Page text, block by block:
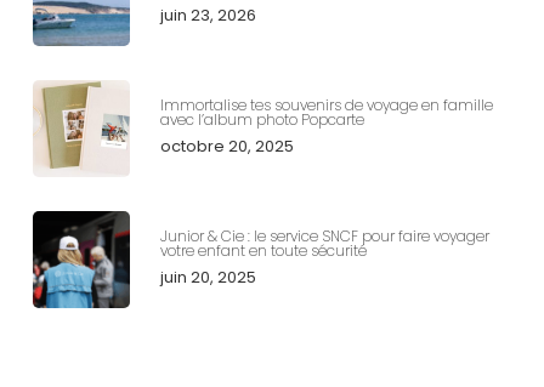
juin 23, 2026
Immortalise tes souvenirs de voyage en famille
avec l’album photo Popcarte
octobre 20, 2025
Junior & Cie : le service SNCF pour faire voyager
votre enfant en toute sécurité
juin 20, 2025